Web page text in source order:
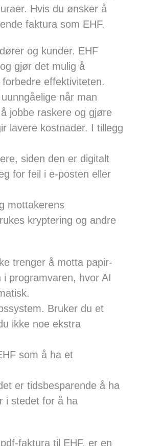
Hvis du ønsker å
faktura som EHF.
og kunder. EHF
gjør det mulig å
effektiviteten.
når man
jobbe raskere og gjøre
lavere kostnader. I tillegg
siden den er digitalt
for feil i e-posten eller
mottakerens
kryptering og andre
trenger å motta papir-
programvaren, hvor AI
Bruker du et
ikke noe ekstra
som å ha et
er tidsbesparende å ha
i stedet for å ha
faktura til EHF, er en